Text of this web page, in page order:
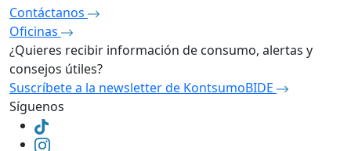
Contáctanos
Oficinas
¿Quieres recibir información de consumo, alertas y
consejos útiles?
Suscríbete a la newsletter de KontsumoBIDE
Síguenos